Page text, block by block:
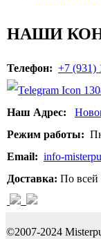
НАШИ
Телефон: +7 (931)
Наш Адрес:
Режим работы:
Email: info-
Доставка: По всей
©2007-2024